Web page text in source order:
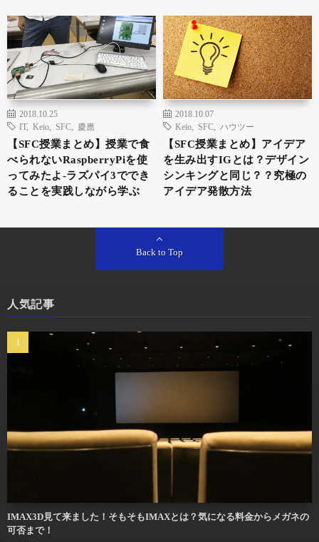
2018.10.25
IT, Keio SFC 慶應
【SFC授業まとめ】授業で食
べられないRaspberryPiを使
ってみたよ-ラズパイ3ででき
ることを実践しながら学ぶ
2018.10.07
Keio
SFC ハウツー
【SFC授業まとめ】アイデア
を生み出すIGとは？デザイン
シンキングと同じ？？究極の
アイデア発散方法
Back to Top
人気記事
IMAX3D見て来ました！そもそもIMAXとは？気になる料金からメガネの
可否まで！